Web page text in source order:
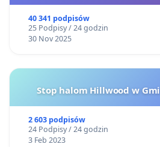
40 341 podpisów
25 Podpisy / 24 godzin
30 Nov 2025
Stop halom Hillwood w
2 603 podpisów
24 Podpisy / 24 godzin
3 Feb 2023